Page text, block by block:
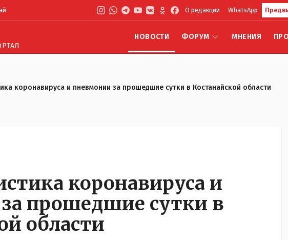
О редакции WhatsApp
НОВОСТИ ФОРУМ МНЕНИЯ
коронавируса и пневмонии за прошедшие сутки в Костанайской области
коронавируса и
прошедшие сутки в
области